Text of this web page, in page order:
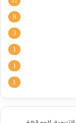
8
3
1
1
1